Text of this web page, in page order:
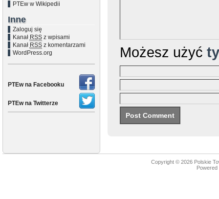
PTEw w Wikipedii
Inne
Zaloguj się
Kanał RSSz wpisami
Kanał RSSz komentarzami
WordPress.org
PTEw na Facebooku
PTEw na Twitterze
Możesz użyć
Copyright © 2026 Polskie